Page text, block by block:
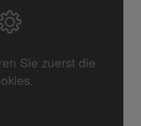
Sie zuerst die